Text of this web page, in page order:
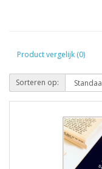
Product vergelijk (0)
Sorteren op: